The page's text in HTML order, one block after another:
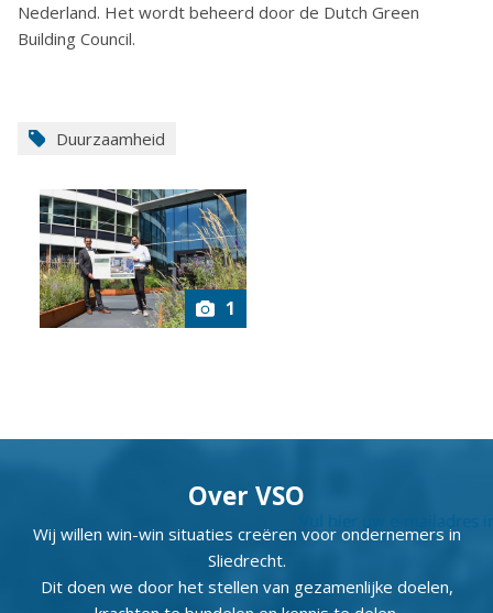
Nederland. Het wordt beheerd door de Dutch Green
Building Council.
Duurzaamheid
1
Over VSO
Wij willen win-win situaties creëren voor ondernemers in
Sliedrecht.
Dit doen we door het stellen van gezamenlijke doelen,